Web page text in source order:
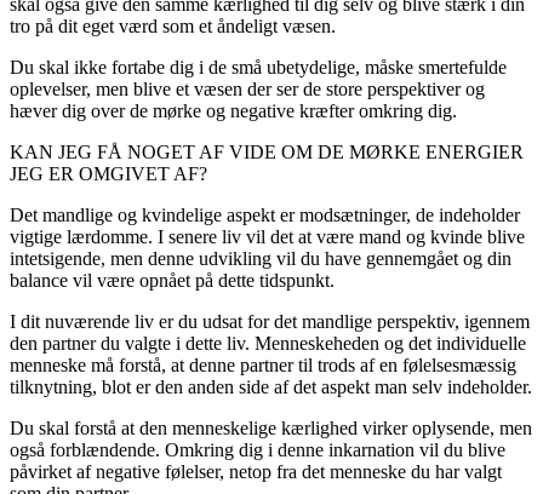
tro på dit eget værd som et åndeligt væsen.
Du skal ikke fortabe dig i de små ubetydelige, måske smertefulde
oplevelser, men blive et væsen der ser de store perspektiver og
hæver dig over de mørke og negative kræfter omkring dig.
KAN JEG FÅ NOGET AF VIDE OM DE MØRKE ENERGIER
JEG ER OMGIVET AF?
Det mandlige og kvindelige aspekt er modsætninger, de indeholder
vigtige lærdomme. I senere liv vil det at være mand og kvinde blive
intetsigende, men denne udvikling vil du have gennemgået og din
balance vil være opnået på dette tidspunkt.
I dit nuværende liv er du udsat for det mandlige perspektiv, igennem
den partner du valgte i dette liv. Menneskeheden og det individuelle
menneske må forstå, at denne partner til trods af en følelsesmæssig
tilknytning, blot er den anden side af det aspekt man selv indeholder.
Du skal forstå at den menneskelige kærlighed virker oplysende, men
også forblændende. Omkring dig i denne inkarnation vil du blive
påvirket af negative følelser, netop fra det menneske du har valgt